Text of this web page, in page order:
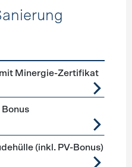
Sanierung
Minergie-Zertifikat
(inkl. PV-Bonus)